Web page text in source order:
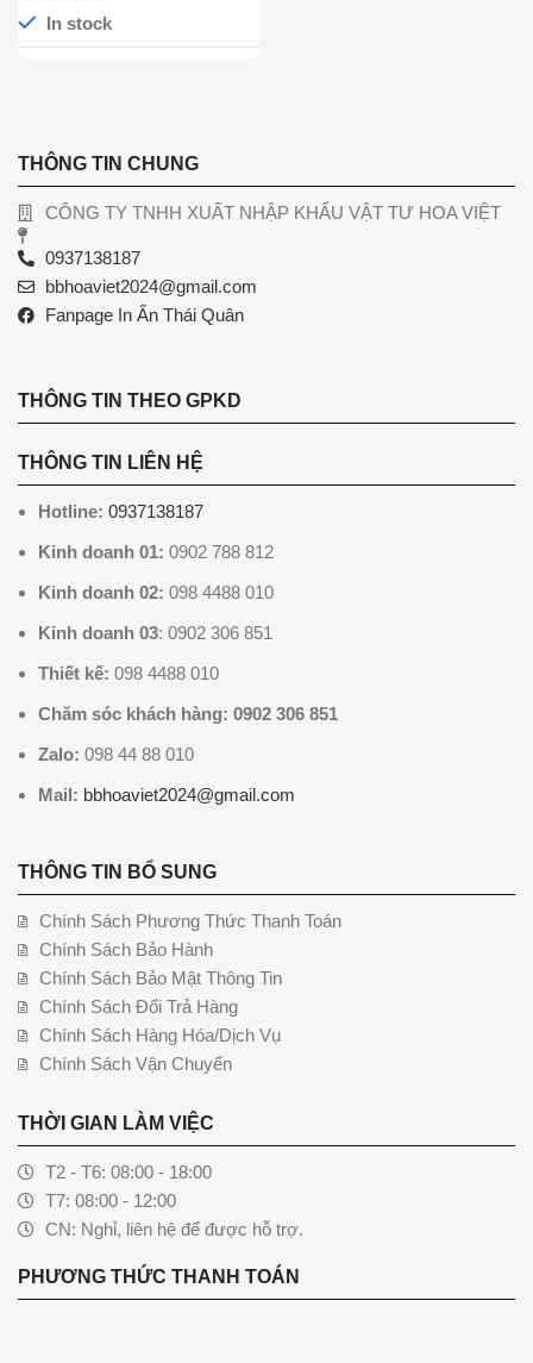
In stock
THÔNG TIN CHUNG
CÔNG TY TNHH XUẤT NHẬP KHẨU VẬT TƯ HOA VIỆT
0937138187
bbhoaviet2024@gmail.com
Fanpage In Ấn Thái Quân
THÔNG TIN THEO GPKD
THÔNG TIN LIÊN HỆ
Hotline: 0937138187
Kinh doanh 01: 0902 788 812
Kinh doanh 02: 098 4488 010
Kinh doanh 03: 0902 306 851
Thiết kế: 098 4488 010
Chăm sóc khách hàng: 0902 306 851
Zalo: 098 44 88 010
Mail: bbhoaviet2024@gmail.com
THÔNG TIN BỔ SUNG
Chính Sách Phương Thức Thanh Toán
Chính Sách Bảo Hành
Chính Sách Bảo Mật Thông Tin
Chính Sách Đổi Trả Hàng
Chính Sách Hàng Hóa/Dịch Vụ
Chính Sách Vận Chuyển
THỜI GIAN LÀM VIỆC
T2 - T6: 08:00 - 18:00
T7: 08:00 - 12:00
CN: Nghỉ, liên hệ để được hỗ trợ.
PHƯƠNG THỨC THANH TOÁN